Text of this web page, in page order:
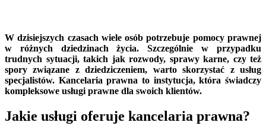
W dzisiejszych czasach wiele osób potrzebuje pomocy prawnej
w różnych dziedzinach życia. Szczególnie w przypadku
trudnych sytuacji, takich jak rozwody, sprawy karne, czy też
spory związane z dziedziczeniem, warto skorzystać z usług
specjalistów. Kancelaria prawna to instytucja, która świadczy
kompleksowe usługi prawne dla swoich klientów.
Jakie usługi oferuje kancelaria prawna?